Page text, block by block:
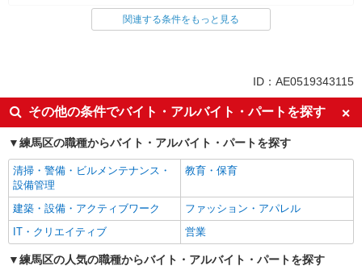
同じ雇用形態から練馬春日町駅の求人を探す
未経験歓迎
土日祝休み
自転車通勤OK
扶養内勤務OK
交通費支給
まかない・食事補助
制服貸与
同じ職種から求人を探す
飲食・フード
調理・調理補助・調理師
関連する条件をもっと見る
ID：AE0519343115
その他の条件でバイト・アルバイト・パートを探す
練馬区の職種からバイト・アルバイト・パートを探す
清掃・警備・ビルメンテナンス・
設備管理
教育・保育
建築・設備・アクティブワーク
ファッション・アパレル
IT・クリエイティブ
営業
練馬区の人気の職種からバイト・アルバイト・パートを探す